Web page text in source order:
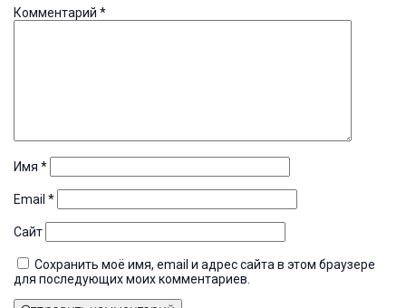
Комментарий *
Имя *
Email *
Сайт
Сохранить моё имя, email и адрес сайта в этом браузере
для последующих моих комментариев.